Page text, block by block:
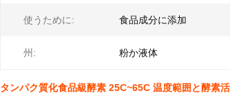
使うために: 食品成分に添加
州: 粉か液体
タンパク質化食品級酵素 25C~65C 温度範囲と酵素